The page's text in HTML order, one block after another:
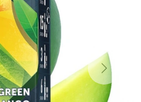
Next